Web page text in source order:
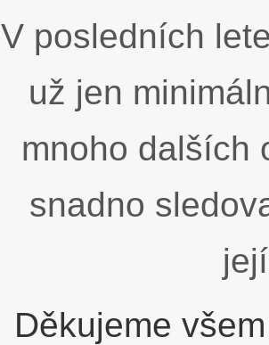
V posledních
už jen
mnoho dalších
snadno
Děkujeme